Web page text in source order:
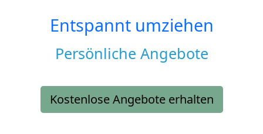
Entspannt umziehen
Persönliche Angebote
Kostenlose Angebote erhalten